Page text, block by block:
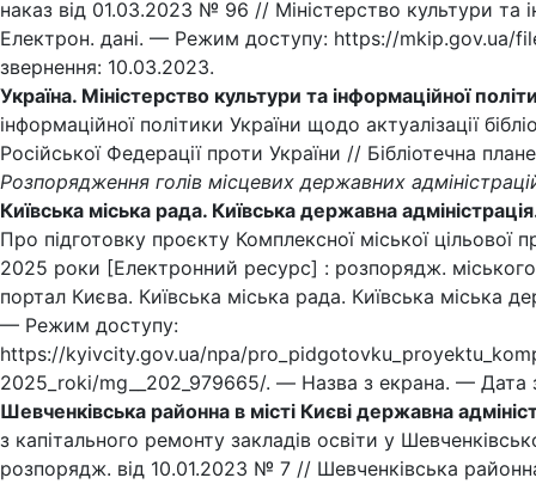
наказ від 01.03.2023 № 96 // Міністерство культури та
Електрон. дані. — Режим доступу: https://mkip.gov.ua/
звернення: 10.03.2023.
Україна. Міністерство культури та інформаційної
інформаційної політики України щодо актуалізації
Російської Федерації проти України // Бібліотечна
Розпорядження голів місцевих державних
Київська міська рада. Київська державна
Про підготовку проєкту Комплексної міської
2025 роки [Електронний ресурс] : розпорядж.
портал Києва. Київська міська рада. Київська міська
— Режим доступу:
https://kyivcity.gov.ua/npa/
2025_roki/mg__202_979665/. — Назва з екрана. — Дата
Шевченківська районна в місті Києві державна
з капітального ремонту закладів освіти у
розпорядж. від 10.01.2023 № 7 // Шевченківська